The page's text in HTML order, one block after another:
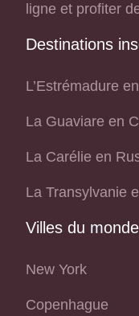
ligne et profiter
Destinations
L’Estrémadure
La Guaviare en
La Carélie en
La Transylvanie
Villes du monde
New York
Copenhague